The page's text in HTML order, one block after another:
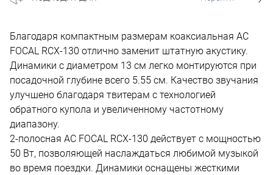
Благодаря компактным размерам коаксиальная АС
FOCAL RCX-130 отлично заменит штатную акустику.
Динамики с диаметром 13 см легко монтируются при
посадочной глубине всего 5.55 см. Качество звучания
улучшено благодаря твитерам с технологией
обратного купола и увеличенному частотному
диапазону.
2-полосная АС FOCAL RCX-130 действует с мощностью
50 Вт, позволяющей наслаждаться любимой музыкой
во время поездки. Динамики оснащены жесткими